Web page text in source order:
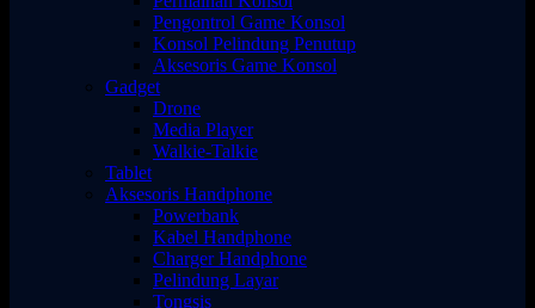
Pengontrol Game Konsol
Konsol Pelindung Penutup
Aksesoris Game Konsol
Gadget
Drone
Media Player
Walkie-Talkie
Tablet
Aksesoris Handphone
Powerbank
Kabel Handphone
Charger Handphone
Pelindung Layar
Tongsis